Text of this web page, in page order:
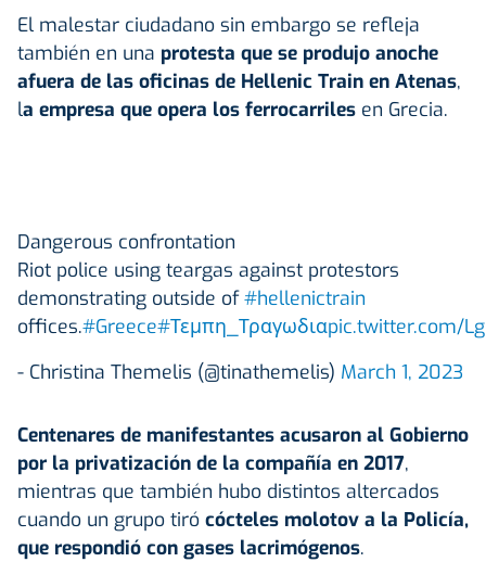
El malestar ciudadano sin embargo se refleja
también en una protesta que se produjo anoche
afuera de las oficinas de Hellenic Train en Atenas,
la empresa que opera los ferrocarriles en Grecia.
Dangerous confrontation
Riot police using teargas against protestors
demonstrating outside of#hellenictrain
offices.#Greece#Τεμπη_Τραγωδιαpic.twitter.com/
- Christina Themelis (@tinathemelis) March 1, 2023
Centenares de manifestantes acusaron al Gobierno
por la privatización de la compañía en 2017,
mientras que también hubo distintos altercados
cuando un grupo tiró cócteles molotov a la Policía,
que respondió con gases lacrimógenos.